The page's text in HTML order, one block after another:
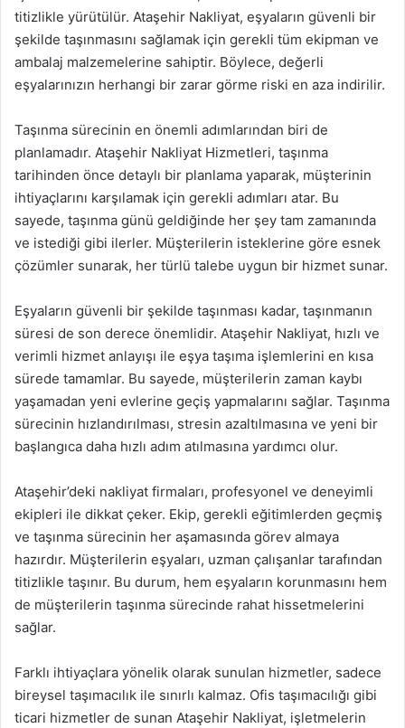
titizlikle yürütülür. Ataşehir Nakliyat, eşyaların güvenli bir
şekilde taşınmasını sağlamak için gerekli tüm ekipman ve
ambalaj malzemelerine sahiptir. Böylece, değerli
eşyalarınızın herhangi bir zarar görme riski en aza indirilir.
Taşınma sürecinin en önemli adımlarından biri de
planlamadır. Ataşehir Nakliyat Hizmetleri, taşınma
tarihinden önce detaylı bir planlama yaparak, müşterinin
ihtiyaçlarını karşılamak için gerekli adımları atar. Bu
sayede, taşınma günü geldiğinde her şey tam zamanında
ve istediği gibi ilerler. Müşterilerin isteklerine göre esnek
çözümler sunarak, her türlü talebe uygun bir hizmet sunar.
Eşyaların güvenli bir şekilde taşınması kadar, taşınmanın
süresi de son derece önemlidir. Ataşehir Nakliyat, hızlı ve
verimli hizmet anlayışı ile eşya taşıma işlemlerini en kısa
sürede tamamlar. Bu sayede, müşterilerin zaman kaybı
yaşamadan yeni evlerine geçiş yapmalarını sağlar. Taşınma
sürecinin hızlandırılması, stresin azaltılmasına ve yeni bir
başlangıca daha hızlı adım atılmasına yardımcı olur.
Ataşehir’deki nakliyat firmaları, profesyonel ve deneyimli
ekipleri ile dikkat çeker. Ekip, gerekli eğitimlerden geçmiş
ve taşınma sürecinin her aşamasında görev almaya
hazırdır. Müşterilerin eşyaları, uzman çalışanlar tarafından
titizlikle taşınır. Bu durum, hem eşyaların korunmasını hem
de müşterilerin taşınma sürecinde rahat hissetmelerini
sağlar.
Farklı ihtiyaçlara yönelik olarak sunulan hizmetler, sadece
bireysel taşımacılık ile sınırlı kalmaz. Ofis taşımacılığı gibi
ticari hizmetler de sunan Ataşehir Nakliyat, işletmelerin